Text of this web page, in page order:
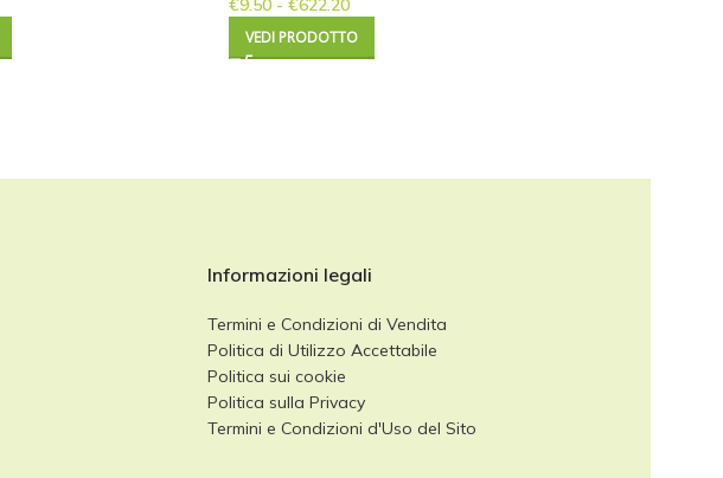
€9.50 - €622.20
VEDI PRODOTTO
Informazioni legali
Termini e Condizioni di Vendita
Politica di Utilizzo Accettabile
Politica sui cookie
Politica sulla Privacy
Termini e Condizioni d'Uso del Sito